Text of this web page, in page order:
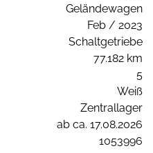
Geländewagen
Feb / 2023
Schaltgetriebe
77.182 km
5
Weiß
Zentrallager
ab ca. 17.08.2026
1053996